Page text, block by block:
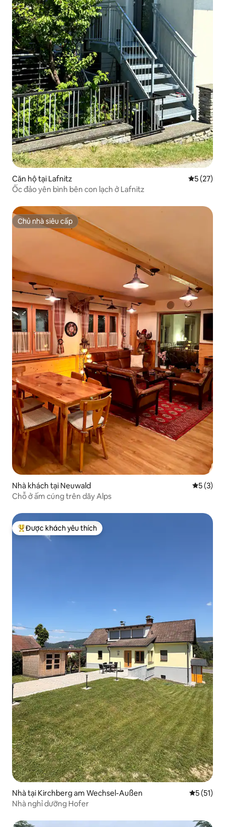
Căn hộ tại Lafnitz Xếp hạng
5 (27)
Ốc đảo yên bình bên con lạch ở Lafnitz
Chủ nhà siêu cấp
Chủ nhà siêu cấp
Nhà khách tại Neuwald Xếp5 (3)
Chỗ ở ấm cúng trên dãy Alps
Được khách yêu thích nhất
Được khách yêu thích
Nhà tại Kirchberg am Wechsel-Außen Xếp hạng
5 (51)
Nhà nghỉ dưỡng Hofer